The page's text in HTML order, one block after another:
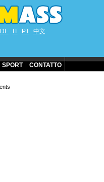
DE IT PT 中文
SPORT CONTATTO